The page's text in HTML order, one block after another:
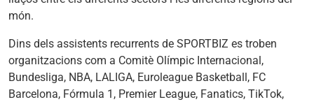
món.
Dins dels assistents recurrents de SPORTBIZ es troben
organitzacions com a Comitè Olímpic Internacional,
Bundesliga, NBA, LALIGA, Euroleague Basketball, FC
Barcelona, Fórmula 1, Premier League, Fanatics, TikTok,